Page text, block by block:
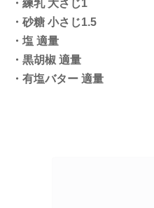
・練乳 大さじ1
・砂糖 小さじ1.5
・塩 適量
・黒胡椒 適量
・有塩バター 適量